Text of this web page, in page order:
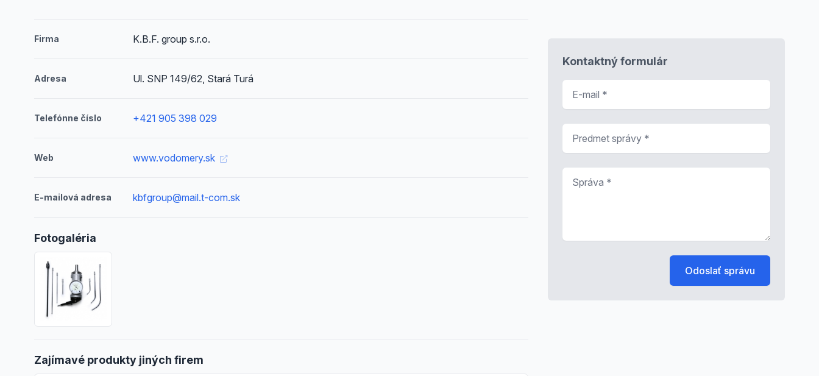
Firma K.B.F. group s.r.o.
Adresa Ul. SNP 149/62, Stará Turá
Telefónne číslo +421 905 398 029
Web www.vodomery.sk
E-mailová adresa kbfgroup@mail.t-com.sk
Fotogaléria
Zajímavé produkty jiných firem
Kontaktný formulár
Odoslať správu